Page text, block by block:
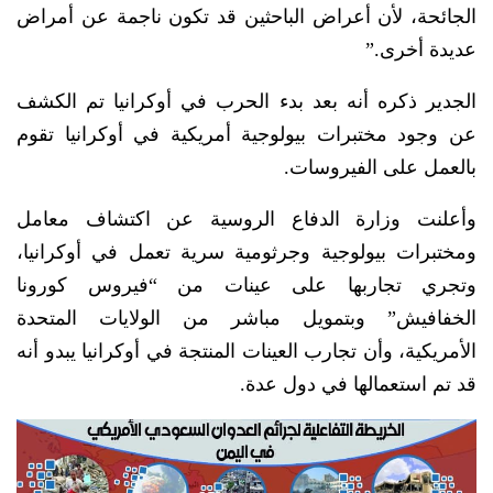
الجائحة، لأن أعراض الباحثين قد تكون ناجمة عن أمراض
عديدة أخرى.”
الجدير ذكره أنه بعد بدء الحرب في أوكرانيا تم الكشف
عن وجود مختبرات بيولوجية أمريكية في أوكرانيا تقوم
بالعمل على الفيروسات.
وأعلنت وزارة الدفاع الروسية عن اكتشاف معامل
ومختبرات بيولوجية وجرثومية سرية تعمل في أوكرانيا،
وتجري تجاربها على عينات من “فيروس كورونا
الخفافيش” وبتمويل مباشر من الولايات المتحدة
الأمريكية، وأن تجارب العينات المنتجة في أوكرانيا يبدو أنه
قد تم استعمالها في دول عدة.